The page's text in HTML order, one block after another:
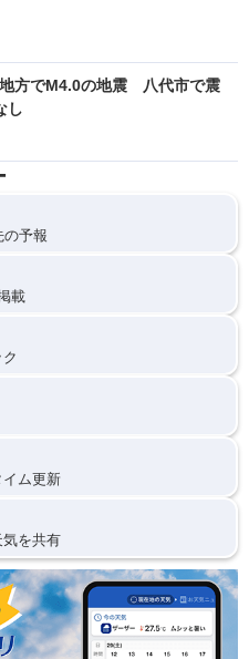
方でM4.0の地震 八代市で震
し
の予報
載
ム更新
を共有